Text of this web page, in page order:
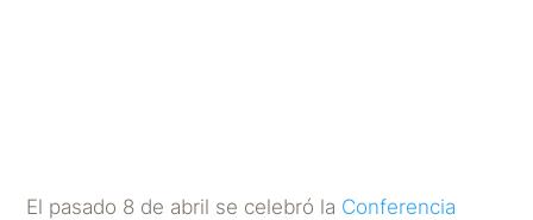
El pasado 8 de abril se celebró la Conferencia